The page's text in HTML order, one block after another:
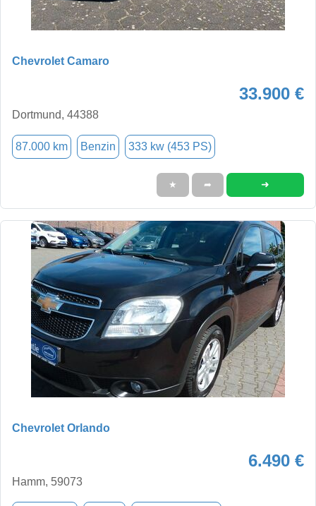
Chevrolet Camaro
33.900 €
Dortmund, 44388
87.000 km Benzin 333 kw (453 PS)
★ ➦ ➜
Chevrolet Orlando
6.490 €
Hamm, 59073